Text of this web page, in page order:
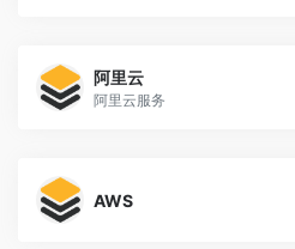
阿里云
阿里云服务
AWS